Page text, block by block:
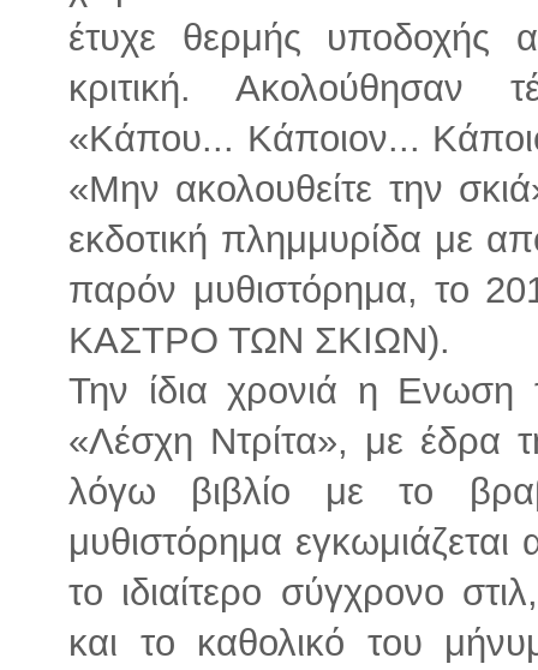
έτυχε θερμής υποδοχής
κριτική. Ακολούθησαν
«Κάπου... Κάποιον...
«Μην ακολουθείτε την
εκδοτική πλημμυρίδα με
παρόν μυθιστόρημα, το
ΚΑΣΤΡΟ ΤΩΝ ΣΚΙΩΝ).
Την ίδια χρονιά η
«Λέσχη Ντρίτα», με έδρα
λόγω βιβλίο με το
μυθιστόρημα εγκωμιάζεται
το ιδιαίτερο σύγχρονο
και το καθολικό του